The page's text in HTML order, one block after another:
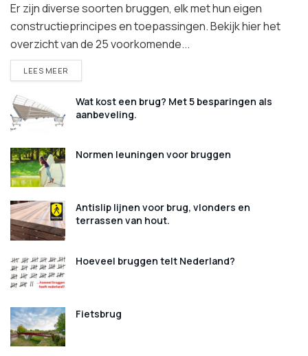
Er zijn diverse soorten bruggen, elk met hun eigen
constructieprincipes en toepassingen. Bekijk hier het
overzicht van de 25 voorkomende...
LEES MEER
Wat kost een brug? Met 5 besparingen als
aanbeveling.
Normen leuningen voor bruggen
Antislip lijnen voor brug, vlonders en
terrassen van hout.
Hoeveel bruggen telt Nederland?
Fietsbrug